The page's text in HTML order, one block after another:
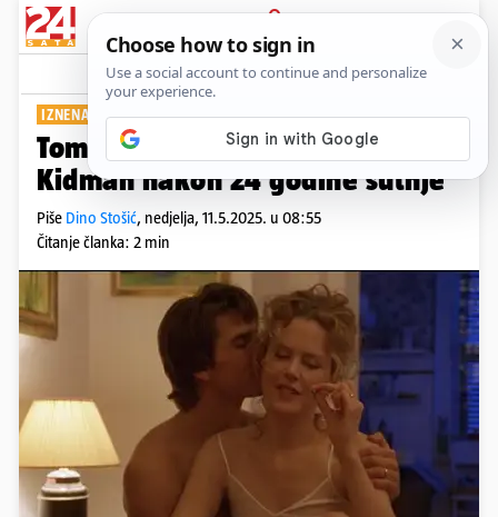
PRIJAVA
Show Komentari
IZNENADIO JE SVE
Tom Cruise progovorio o Nicole
Kidman nakon 24 godine šutnje
Piše Dino Stošić, nedjelja, 11.5.2025. u 08:55
Čitanje članka: 2 min